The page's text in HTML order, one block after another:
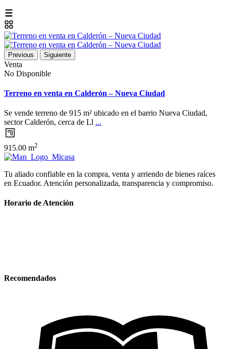
Previous Siguiente
Venta
No Disponible
Terreno en venta en Calderón – Nueva Ciudad
Se vende terreno de 915 m² ubicado en el barrio Nueva Ciudad,
sector Calderón, cerca de Ll ...
915.00 m2
Tu aliado confiable en la compra, venta y arriendo de bienes raíces
en Ecuador. Atención personalizada, transparencia y compromiso.
Horario de Atención
Recomendados